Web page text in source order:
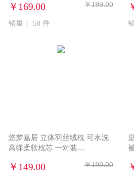
￥169.00 ￥199.00
销量： 58 件
悠梦嘉居 立体羽丝绒枕 可水洗
高弹柔软枕芯 一对装....
￥149.00 ￥199.00